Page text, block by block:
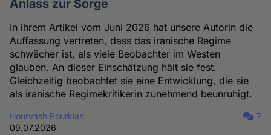
Anlass zur Sorge
In ihrem Artikel vom Juni 2026 hat unsere Autorin die
Auffassung vertreten, dass das iranische Regime
schwächer ist, als viele Beobachter im Westen
glauben. An dieser Einschätzung hält sie fest.
Gleichzeitig beobachtet sie eine Entwicklung, die sie
als iranische Regimekritikerin zunehmend beunruhigt.
Hourvash Pourkian
09.07.2026
7